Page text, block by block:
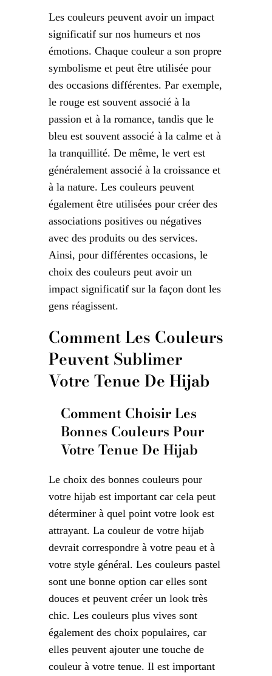
Les couleurs peuvent avoir un impact
significatif sur nos humeurs et nos
émotions. Chaque couleur a son propre
symbolisme et peut être utilisée pour
des occasions différentes. Par exemple,
le rouge est souvent associé à la
passion et à la romance, tandis que le
bleu est souvent associé à la calme et à
la tranquillité. De même, le vert est
généralement associé à la croissance et
à la nature. Les couleurs peuvent
également être utilisées pour créer des
associations positives ou négatives
avec des produits ou des services.
Ainsi, pour différentes occasions, le
choix des couleurs peut avoir un
impact significatif sur la façon dont les
gens réagissent.
Comment Les Couleurs
Peuvent Sublimer
Votre Tenue De Hijab
Comment Choisir Les
Bonnes Couleurs Pour
Votre Tenue De Hijab
Le choix des bonnes couleurs pour
votre hijab est important car cela peut
déterminer à quel point votre look est
attrayant. La couleur de votre hijab
devrait correspondre à votre peau et à
votre style général. Les couleurs pastel
sont une bonne option car elles sont
douces et peuvent créer un look très
chic. Les couleurs plus vives sont
également des choix populaires, car
elles peuvent ajouter une touche de
couleur à votre tenue. Il est important